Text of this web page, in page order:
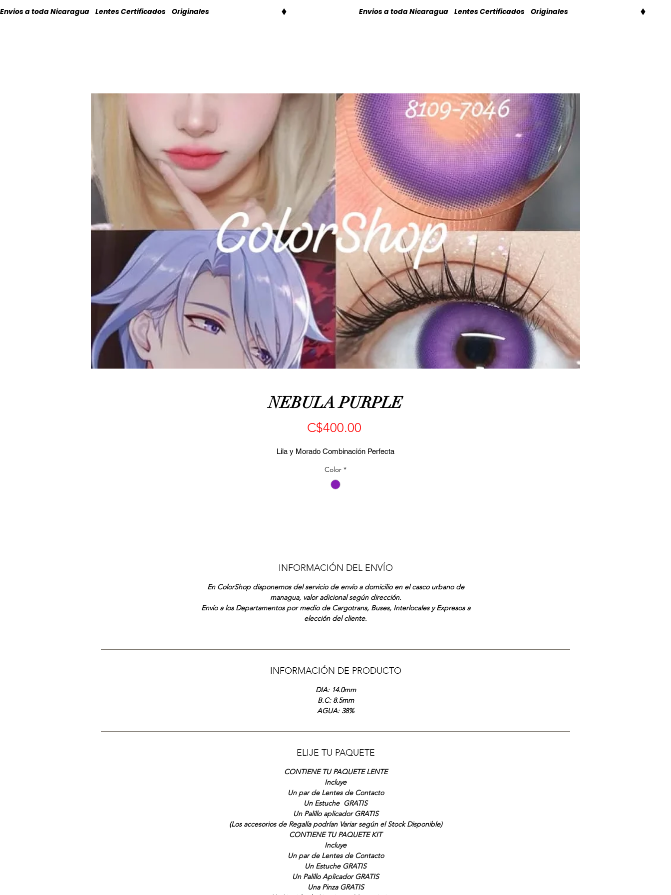
Envios a toda Nicaragua    Lentes Certificados    Originales
NEBULA PURPLE
C$400.00
Lila y Morado Combinación Perfecta
Color *
INFORMACIÓN DEL ENVÍO
En ColorShop disponemos del servicio de envío a domicilio en el casco urbano de
managua, valor adicional según dirección.
Envío a los Departamentos por medio de Cargotrans, Buses, Interlocales y Expresos a
elección del cliente.
INFORMACIÓN DE PRODUCTO
DIA: 14.0mm
B.C: 8.5mm
AGUA: 38%
ELIJE TU PAQUETE
CONTIENE TU PAQUETE LENTE
Incluye
Un par de Lentes de Contacto
Un Estuche GRATIS
Un Palillo aplicador GRATIS
(Los accesorios de Regalía podrían Variar según el Stock Disponible)
CONTIENE TU PAQUETE KIT
Incluye
Un par de Lentes de Contacto
Un Estuche GRATIS
Un Palillo Aplicador GRATIS
Una Pinza GRATIS